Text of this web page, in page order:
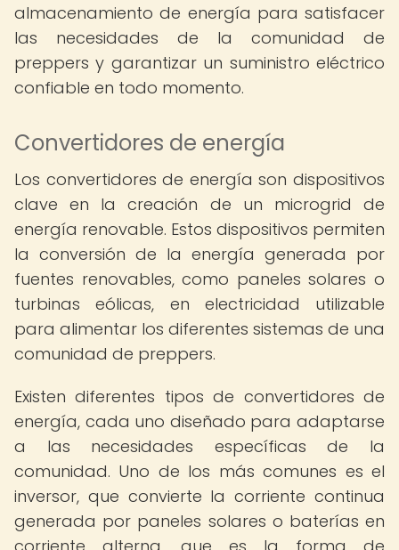
almacenamiento de energía para satisfacer
las necesidades de la comunidad de
preppers y garantizar un suministro eléctrico
confiable en todo momento.
Convertidores de energía
Los convertidores de energía son dispositivos
clave en la creación de un microgrid de
energía renovable. Estos dispositivos permiten
la conversión de la energía generada por
fuentes renovables, como paneles solares o
turbinas eólicas, en electricidad utilizable
para alimentar los diferentes sistemas de una
comunidad de preppers.
Existen diferentes tipos de convertidores de
energía, cada uno diseñado para adaptarse
a las necesidades específicas de la
comunidad. Uno de los más comunes es el
inversor, que convierte la corriente continua
generada por paneles solares o baterías en